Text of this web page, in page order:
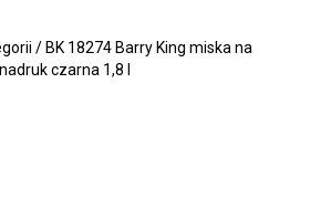
/ BK 18274 Barry King miska na
czarna 1,8 l